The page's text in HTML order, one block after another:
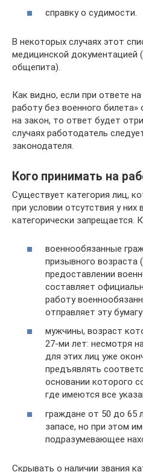
справку о судимости.
В некоторых случаях этот
медицинской документацией
общепита).
Как видно, если при ответе
работу без военного
на закон, то ответ будет
случаях работодатель
законодателя.
Кого принимать на
Существует категория лиц,
при условии отсутствия у них
категорически запрещается.
военнообязанные
призывного возраста
предоставлении
составляет
работу
отправляет эту
мужчины, возраст
27-ми лет: несмотря
для этих лиц уже
предъявлять
основании которого
где имеются все
граждане от 50 до 65
запасе, но при этом
подразумевающее
Скрывать о наличии звания